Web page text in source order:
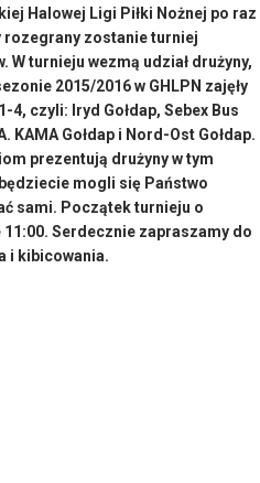
Halowej Ligi Piłki Nożnej po raz
rozegrany zostanie turniej
W turnieju wezmą udział drużyny,
2015/2016 w GHLPN zajęły
4, czyli: Iryd Gołdap, Sebex Bus
KAMA Gołdap i Nord-Ost Gołdap.
prezentują drużyny w tym
mogli się Państwo
sami. Początek turnieju o
Serdecznie zapraszamy do
i kibicowania.